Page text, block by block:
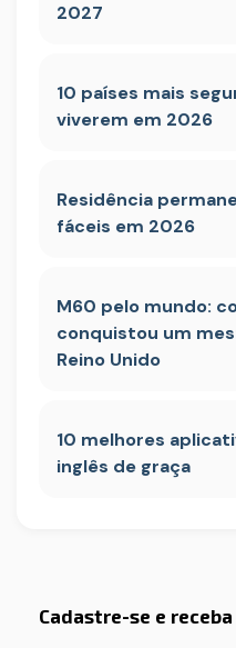
2027
10 países mais
viverem em 2026
Residência
fáceis em 2026
M60 pelo mundo:
conquistou um
Reino Unido
10 melhores
inglês de graça
Cadastre-se e